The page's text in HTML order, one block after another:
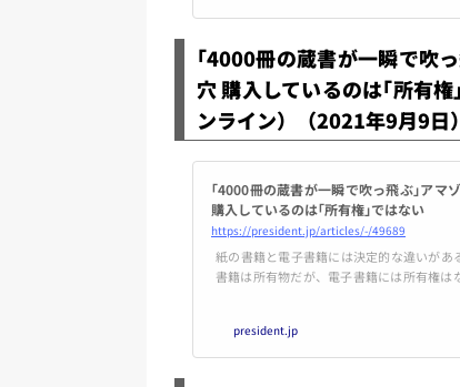
｢4000冊の蔵書が一瞬で吹
穴 購入しているのは｢所有
ンライン）（2021年9月9日
｢4000冊の蔵書が一瞬で吹っ飛ぶ｣アマ
購入しているのは｢所有権｣ではない
https://president.jp/articles/-/49689
紙の書籍と電子書籍には決定的な違いが
書籍は所有物だが、電子書籍には所有権
president.jp